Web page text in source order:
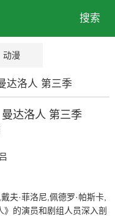
搜索
动漫
达洛人 第三季
达洛人 第三季
夫·菲洛尼,佩德罗·帕斯卡,
,布莱丝·达拉斯·霍华德
》的演员和剧组人员深入剖